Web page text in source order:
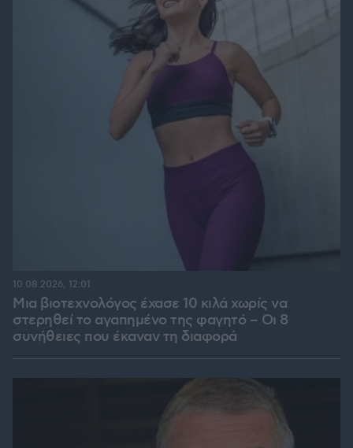
Μια βιοτεχνολόγος έχασε 10 κιλά χωρίς να
στερηθεί το αγαπημένο της φαγητό – Οι 8
συνήθειες που έκαναν τη διαφορά
10.08.2026, 12:01